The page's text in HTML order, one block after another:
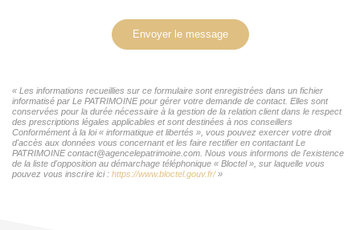
Envoyer le message
« Les informations recueillies sur ce formulaire sont enregistrées dans un fichier
informatisé par Le PATRIMOINE pour gérer votre demande de contact. Elles sont
conservées pour la durée nécessaire à la gestion de la relation client dans le respect
des prescriptions légales applicables et sont destinées à nos conseillers
Conformément à la loi « informatique et libertés », vous pouvez exercer votre droit
d'accès aux données vous concernant et les faire rectifier en contactant Le
PATRIMOINE contact@agencelepatrimoine.com. Nous vous informons de l'existence
de la liste d'opposition au démarchage téléphonique « Bloctel », sur laquelle vous
pouvez vous inscrire ici : https://www.bloctel.gouv.fr/»